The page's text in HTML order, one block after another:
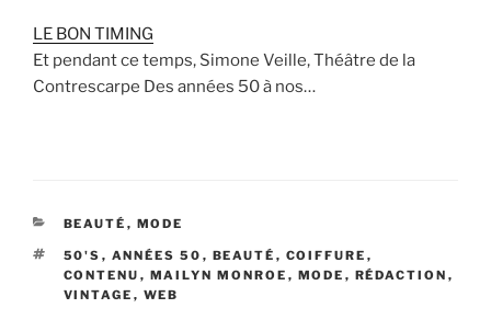
LE BON TIMING
Et pendant ce temps, Simone Veille, Théâtre de la
Contrescarpe Des années 50 à nos…
CATÉGORIES
BEAUTÉ , MODE
ÉTIQUETTES
50'S , ANNÉES 50 , BEAUTÉ , COIFFURE ,
CONTENU , MAILYN MONROE , MODE , RÉDACTION ,
VINTAGE , WEB